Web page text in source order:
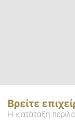
Βρείτε
Η κατάταξη